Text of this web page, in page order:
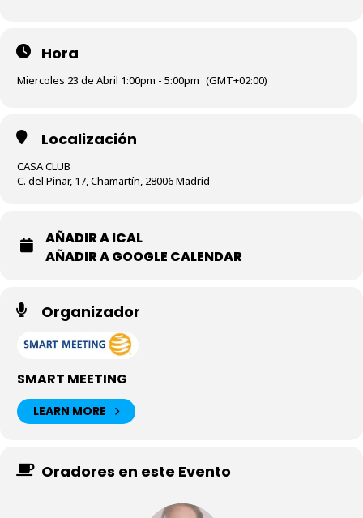
Hora
Miercoles 23 de Abril 1:00pm - 5:00pm (GMT+02:00)
Localización
CASA CLUB
C. del Pinar, 17, Chamartín, 28006 Madrid
AÑADIR A ICAL
AÑADIR A GOOGLE CALENDAR
Organizador
SMART MEETING
LEARN MORE
Oradores en este Evento